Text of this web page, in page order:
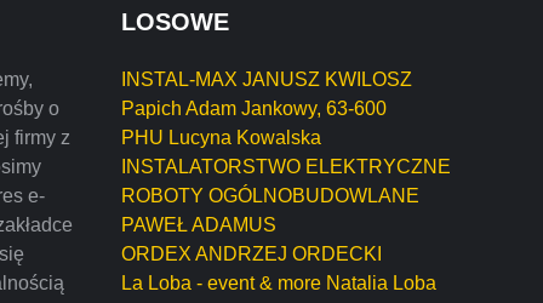
o
firmy z
e-
LOSOWE
INSTAL-MAX JANUSZ KWILOSZ
Papich Adam Jankowy, 63-600
PHU Lucyna Kowalska
INSTALATORSTWO ELEKTRYCZNE
ROBOTY OGÓLNOBUDOWLANE
PAWEŁ ADAMUS
ORDEX ANDRZEJ ORDECKI
La Loba - event & more Natalia Loba